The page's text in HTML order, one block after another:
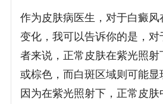
作为皮肤病医生，对于白癜
变化，我可以告诉你的是，对
者来说，正常皮肤在紫光照
或棕色，而白斑区域则可能显
因为在紫光照射下，正常皮